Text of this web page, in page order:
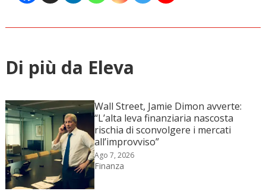
Di più da Eleva
Wall Street, Jamie Dimon avverte:
“L’alta leva finanziaria nascosta
rischia di sconvolgere i mercati
all’improvviso”
Ago 7, 2026
Finanza